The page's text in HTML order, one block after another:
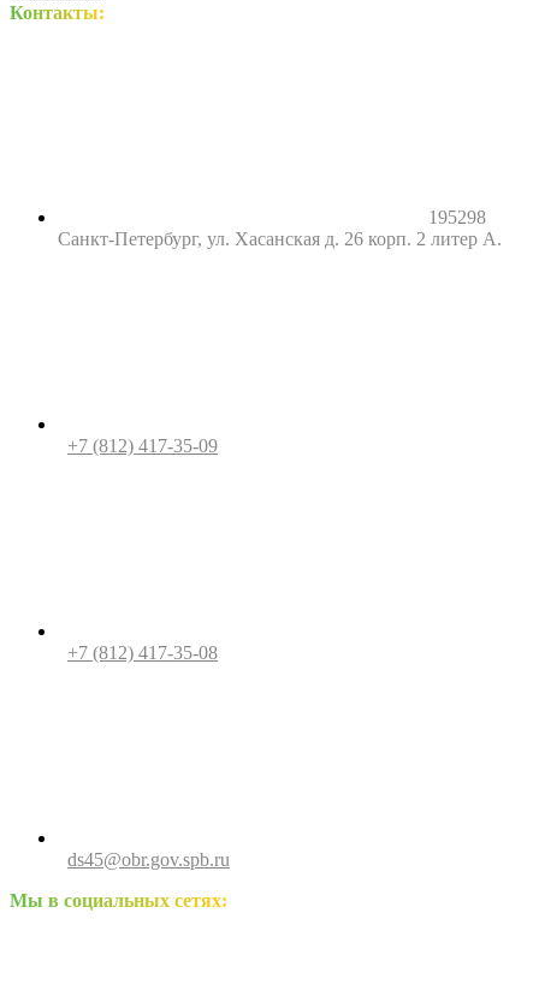
Контакты:
195298
Санкт-Петербург, ул. Хасанская д. 26 корп. 2 литер А.
+7 (812) 417-35-09
+7 (812) 417-35-08
ds45@obr.gov.spb.ru
Мы в социальных сетях: